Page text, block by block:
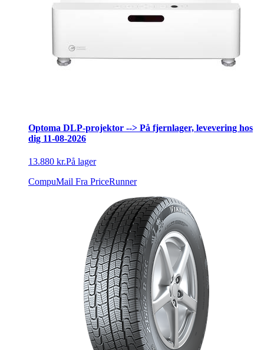
Optoma DLP-projektor --> På fjernlager, levevering hos
dig 11-08-2026
13.880 kr.På lager
CompuMail Fra PriceRunner